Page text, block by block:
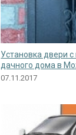
Установка двери
дачного дома в
07.11.2017